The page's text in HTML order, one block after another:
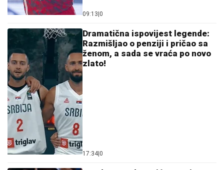
09:13 0
Dramatična ispovijest legende:
Razmišljao o penziji i pričao sa
ženom, a sada se vraća po novo
zlato!
17:34 0